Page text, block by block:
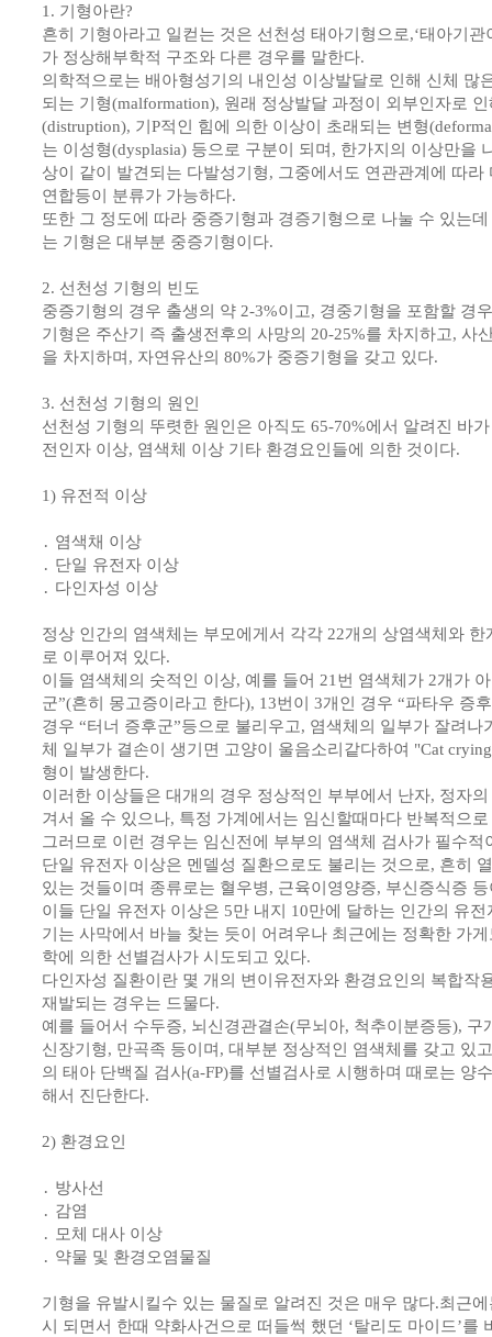
1. 기형아란?
흔히 기형아라고 일컫는 것은 선천성 태아기형으로,‘태아기
가 정상해부학적 구조와 다른 경우를 말한다.
의학적으로는 배아형성기의 내인성 이상발달로 인해 신체 많
되는 기형(malformation), 원래 정상발달 과정이 외부인자로
(distruption), 기P적인 힘에 의한 이상이 초래되는 변형
는 이성형(dysplasia) 등으로 구분이 되며, 한가지의 이상만을
상이 같이 발견되는 다발성기형, 그중에서도 연관관계에 따라
연합등이 분류가 가능하다.
또한 그 정도에 따라 중증기형과 경증기형으로 나눌 수 있는
는 기형은 대부분 중증기형이다.
2. 선천성 기형의 빈도
중증기형의 경우 출생의 약 2-3%이고, 경중기형을 포함할 경
기형은 주산기 즉 출생전후의 사망의 20-25%를 차지하고, 사
을 차지하며, 자연유산의 80%가 중증기형을 갖고 있다.
3. 선천성 기형의 원인
선천성 기형의 뚜렷한 원인은 아직도 65-70%에서 알려진 바
전인자 이상, 염색체 이상 기타 환경요인들에 의한 것이다.
1) 유전적 이상
․ 염색채 이상
․ 단일 유전자 이상
․ 다인자성 이상
정상 인간의 염색체는 부모에게서 각각 22개의 상염색체와
로 이루어져 있다.
이들 염색체의 숫적인 이상, 예를 들어 21번 염색체가 2개가
군”(흔히 몽고증이라고 한다), 13번이 3개인 경우 “파타우 증
경우 “터너 증후군”등으로 불리우고, 염색체의 일부가 잘려나
체 일부가 결손이 생기면 고양이 울음소리같다하여 "Cat
형이 발생한다.
이러한 이상들은 대개의 경우 정상적인 부부에서 난자, 정자
겨서 올 수 있으나, 특정 가계에서는 임신할때마다 반복적으
그러므로 이런 경우는 임신전에 부부의 염색체 검사가 필수적
단일 유전자 이상은 멘델성 질환으로도 불리는 것으로, 흔히
있는 것들이며 종류로는 혈우병, 근육이영양증, 부신증식증
이들 단일 유전자 이상은 5만 내지 10만에 달하는 인간의 유
기는 사막에서 바늘 찾는 듯이 어려우나 최근에는 정확한 가
학에 의한 선별검사가 시도되고 있다.
다인자성 질환이란 몇 개의 변이유전자와 환경요인의 복합작
재발되는 경우는 드물다.
예를 들어서 수두증, 뇌신경관결손(무뇌아, 척추이분증등), 구
신장기형, 만곡족 등이며, 대부분 정상적인 염색체를 갖고 있
의 태아 단백질 검사(a-FP)를 선별검사로 시행하며 때로는 양
해서 진단한다.
2) 환경요인
․ 방사선
․ 감염
․ 모체 대사 이상
․ 약물 및 환경오염물질
기형을 유발시킬수 있는 물질로 알려진 것은 매우 많다.최근
시 되면서 한때 약화사건으로 떠들썩 했던 ‘탈리도 마이드’를